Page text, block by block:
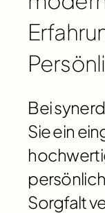
Bei
Sie ein
Sorgfalt